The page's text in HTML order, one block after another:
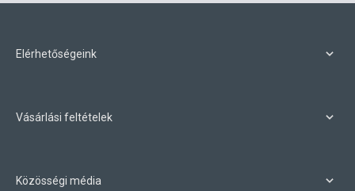
Elérhetőségeink
Vásárlási feltételek
Közösségi média